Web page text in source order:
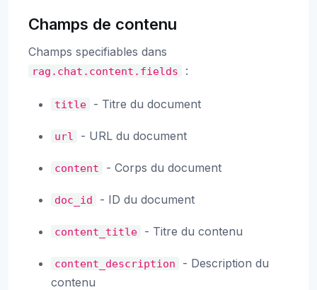
Champs de contenu
Champs specifiables dans
rag.chat.content.fields :
title - Titre du document
url - URL du document
content - Corps du document
doc_id - ID du document
content_title - Titre du contenu
content_description
- Description du
contenu